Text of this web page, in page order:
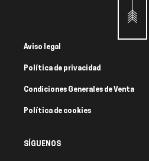
Aviso legal
Política de privacidad
Condiciones Generales de Venta
Política de cookies
SÍGUENOS